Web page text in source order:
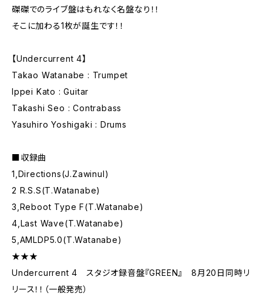
磔磔でのライブ盤はもれなく名盤なり！！
そこに加わる1枚が誕生です！！
【Undercurrent 4】
Takao Watanabe : Trumpet
Ippei Kato : Guitar
Takashi Seo : Contrabass
Yasuhiro Yoshigaki : Drums
■収録曲
1,Directions(J.Zawinul)
2 R.S.S(T.Watanabe)
3,Reboot Type F(T.Watanabe)
4,Last Wave(T.Watanabe)
5,AMLDP5.0(T.Watanabe)
★★★
Undercurrent 4 スタジオ録音盤『GREEN』 8月20日同時リ
リース！！（一般発売）